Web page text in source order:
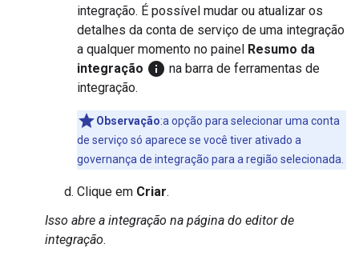
integração. É possível mudar ou atualizar os
detalhes da conta de serviço de uma integração
a qualquer momento no painel Resumo da
integração info na barra de ferramentas de
integração.
Observação:a opção para selecionar uma conta
de serviço só aparece se você tiver ativado a
governança de integração para a região selecionada.
Clique em Criar.
Isso abre a integração na página do editor de
integração.